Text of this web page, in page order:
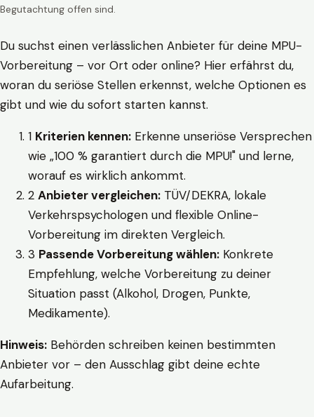
Begutachtung offen sind.
Du suchst einen verlässlichen Anbieter für deine MPU-
Vorbereitung – vor Ort oder online? Hier erfährst du,
woran du seriöse Stellen erkennst, welche Optionen es
gibt und wie du sofort starten kannst.
1 Kriterien kennen: Erkenne unseriöse Versprechen
wie „100 % garantiert durch die MPU!" und lerne,
worauf es wirklich ankommt.
2 Anbieter vergleichen: TÜV/DEKRA, lokale
Verkehrspsychologen und flexible Online-
Vorbereitung im direkten Vergleich.
3 Passende Vorbereitung wählen: Konkrete
Empfehlung, welche Vorbereitung zu deiner
Situation passt (Alkohol, Drogen, Punkte,
Medikamente).
Hinweis: Behörden schreiben keinen bestimmten
Anbieter vor – den Ausschlag gibt deine echte
Aufarbeitung.